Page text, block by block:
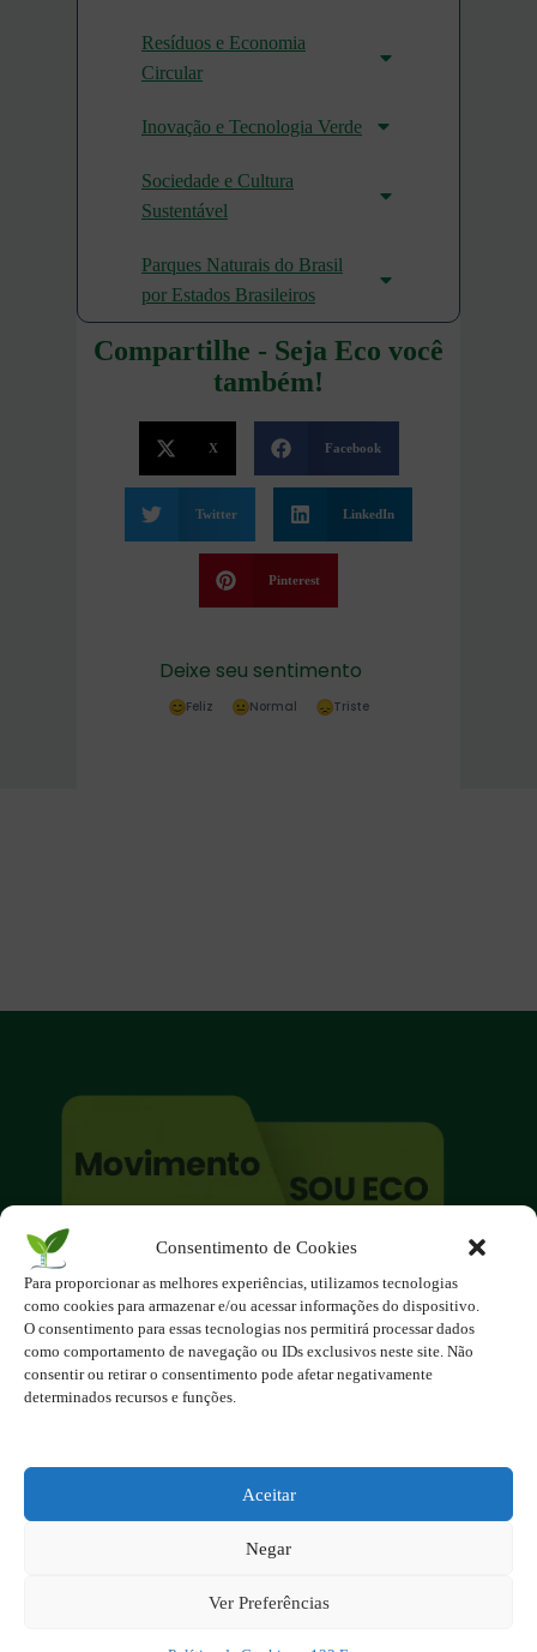
Consentimento de Cookies
Para proporcionar as melhores experiências, utilizamos tecnologias
como cookies para armazenar e/ou acessar informações do dispositivo.
O consentimento para essas tecnologias nos permitirá processar dados
como comportamento de navegação ou IDs exclusivos neste site. Não
consentir ou retirar o consentimento pode afetar negativamente
determinados recursos e funções.
Aceitar
Negar
Ver Preferências
Resíduos e Economia
Circular
Inovação e Tecnologia Verde
Sociedade e Cultura
Sustentável
Parques Naturais do Brasil
por Estados Brasileiros
Compartilhe - Seja Eco você
também!
X Facebook
Twitter LinkedIn
Pinterest
Deixe seu sentimento
Feliz Normal Triste
O site é um movimento ambientalista!
Participe você também!
Podemos fazer muito
se nos unirmos!
Inscreva-se na Newsletter
2025 - Todos os direitos reservados à
Layout da home e rodapé criado por